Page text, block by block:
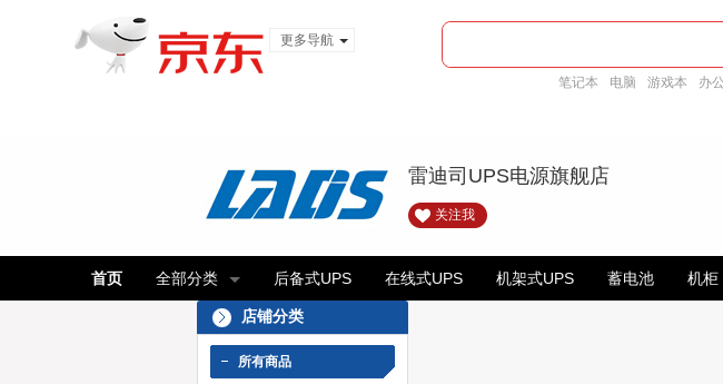
更多导航
笔记本 电脑 游戏本 办
雷迪司UPS电源旗舰店
关注我
首页 全部分类 后备式UPS 在线式UPS 机架式UPS 蓄电池 机柜
店铺分类
所有商品